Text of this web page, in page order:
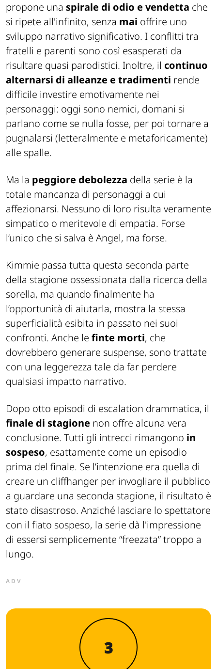
propone una spirale di odio e vendetta che
si ripete all'infinito, senza mai offrire uno
sviluppo narrativo significativo. I conflitti tra
fratelli e parenti sono così esasperati da
risultare quasi parodistici. Inoltre, il continuo
alternarsi di alleanze e tradimenti rende
difficile investire emotivamente nei
personaggi: oggi sono nemici, domani si
parlano come se nulla fosse, per poi tornare a
pugnalarsi (letteralmente e metaforicamente)
alle spalle.
Ma la peggiore debolezza della serie è la
totale mancanza di personaggi a cui
affezionarsi. Nessuno di loro risulta veramente
simpatico o meritevole di empatia. Forse
l’unico che si salva è Angel, ma forse.
Kimmie passa tutta questa seconda parte
della stagione ossessionata dalla ricerca della
sorella, ma quando finalmente ha
l’opportunità di aiutarla, mostra la stessa
superficialità esibita in passato nei suoi
confronti. Anche le finte morti, che
dovrebbero generare suspense, sono trattate
con una leggerezza tale da far perdere
qualsiasi impatto narrativo.
Dopo otto episodi di escalation drammatica, il
finale di stagione non offre alcuna vera
conclusione. Tutti gli intrecci rimangono in
sospeso, esattamente come un episodio
prima del finale. Se l’intenzione era quella di
creare un cliffhanger per invogliare il pubblico
a guardare una seconda stagione, il risultato è
stato disastroso. Anziché lasciare lo spettatore
con il fiato sospeso, la serie dà l'impressione
di essersi semplicemente “freezata” troppo a
lungo.
ADV
3